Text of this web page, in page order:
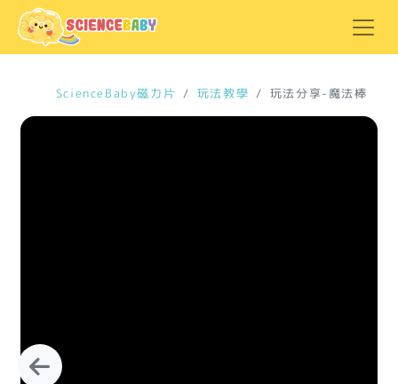
ScienceBaby磁力片 玩法教學 玩法分享-魔法棒